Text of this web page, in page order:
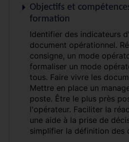
Objectifs et
formation
Identifier des indicateurs
document opérationnel.
consigne, un mode
formaliser un mode
tous. Faire vivre les
Mettre en place un
poste. Être le plus près
l'opérateur. Faciliter la
une aide à la prise de
simplifier la définition des